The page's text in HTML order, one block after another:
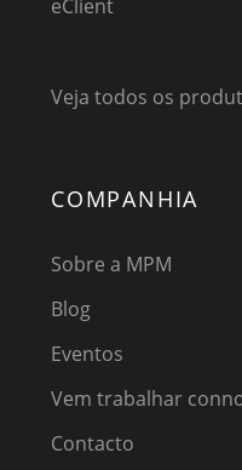
eClient
Veja todos os
COMPANHIA
Sobre a MPM
Blog
Eventos
Vem trabalhar
Contacto